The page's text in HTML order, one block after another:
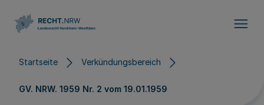
Startseite Verkündungsbereich
GV. NRW. 1959 Nr. 2 vom 19.01.1959